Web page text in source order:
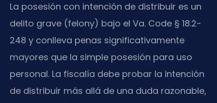
La posesión con intención de distribuir es un
delito grave (felony) bajo el Va. Code § 18.2-
248 y conlleva penas significativamente
mayores que la simple posesión para uso
personal. La fiscalía debe probar la intención
de distribuir más allá de una duda razonable,